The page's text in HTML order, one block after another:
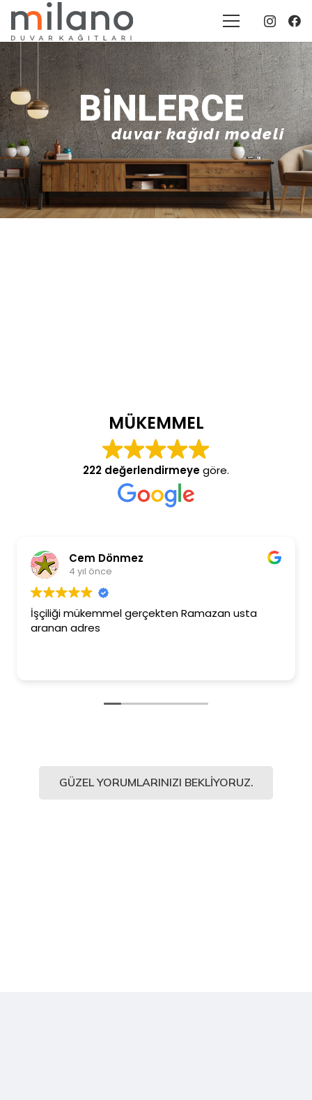
BINLERCE
duvar kağıdı modeli
MÜKEMMEL
222 değerlendirmeyegöre.
Cem Dönmez
4 yıl önce
İşçiliği mükemmel gerçekten Ramazan usta
aranan adres
GÜZEL YORUMLARINIZI BEKLIYORUZ.